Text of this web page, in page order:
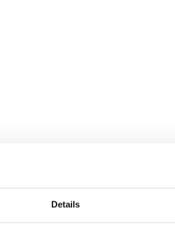
Details